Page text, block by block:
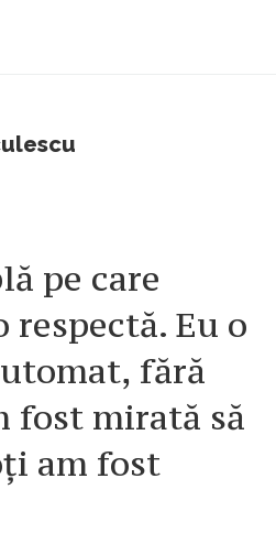
pe care
Eu o
fără
fost mirată să
am fost